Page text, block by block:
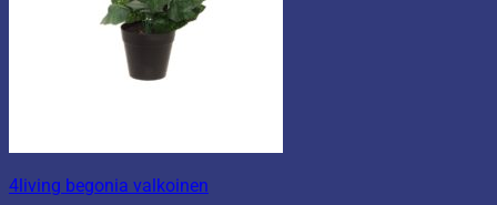
4living begonia valkoinen